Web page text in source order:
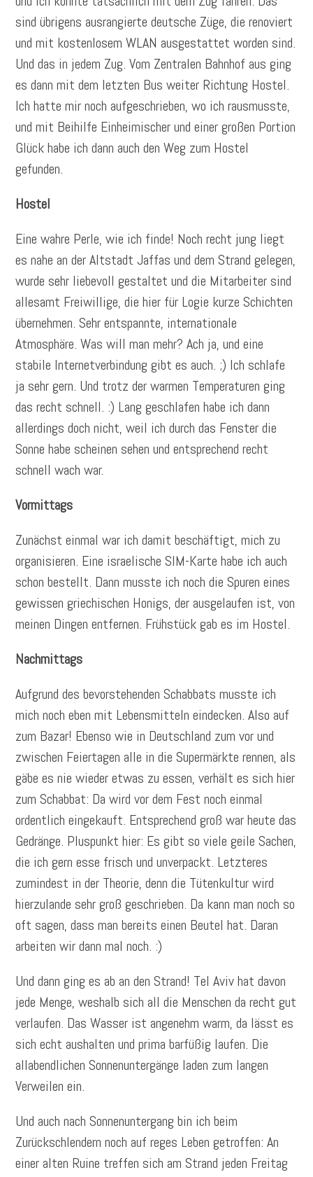
sind übrigens ausrangierte deutsche Züge, die renoviert
und mit kostenlosem WLAN ausgestattet worden sind.
Und das in jedem Zug. Vom Zentralen Bahnhof aus ging
es dann mit dem letzten Bus weiter Richtung Hostel.
Ich hatte mir noch aufgeschrieben, wo ich rausmusste,
und mit Beihilfe Einheimischer und einer großen Portion
Glück habe ich dann auch den Weg zum Hostel
gefunden.
Hostel
Eine wahre Perle, wie ich finde! Noch recht jung liegt
es nahe an der Altstadt Jaffas und dem Strand gelegen,
wurde sehr liebevoll gestaltet und die Mitarbeiter sind
allesamt Freiwillige, die hier für Logie kurze Schichten
übernehmen. Sehr entspannte, internationale
Atmosphäre. Was will man mehr? Ach ja, und eine
stabile Internetverbindung gibt es auch. ;) Ich schlafe
ja sehr gern. Und trotz der warmen Temperaturen ging
das recht schnell. :) Lang geschlafen habe ich dann
allerdings doch nicht, weil ich durch das Fenster die
Sonne habe scheinen sehen und entsprechend recht
schnell wach war.
Vormittags
Zunächst einmal war ich damit beschäftigt, mich zu
organisieren. Eine israelische SIM-Karte habe ich auch
schon bestellt. Dann musste ich noch die Spuren eines
gewissen griechischen Honigs, der ausgelaufen ist, von
meinen Dingen entfernen. Frühstück gab es im Hostel.
Nachmittags
Aufgrund des bevorstehenden Schabbats musste ich
mich noch eben mit Lebensmitteln eindecken. Also auf
zum Bazar! Ebenso wie in Deutschland zum vor und
zwischen Feiertagen alle in die Supermärkte rennen, als
gäbe es nie wieder etwas zu essen, verhält es sich hier
zum Schabbat: Da wird vor dem Fest noch einmal
ordentlich eingekauft. Entsprechend groß war heute das
Gedränge. Pluspunkt hier: Es gibt so viele geile Sachen,
die ich gern esse frisch und unverpackt. Letzteres
zumindest in der Theorie, denn die Tütenkultur wird
hierzulande sehr groß geschrieben. Da kann man noch so
oft sagen, dass man bereits einen Beutel hat. Daran
arbeiten wir dann mal noch. :)
Und dann ging es ab an den Strand! Tel Aviv hat davon
jede Menge, weshalb sich all die Menschen da recht gut
verlaufen. Das Wasser ist angenehm warm, da lässt es
sich echt aushalten und prima barfüßig laufen. Die
allabendlichen Sonnenuntergänge laden zum langen
Verweilen ein.
Und auch nach Sonnenuntergang bin ich beim
Zurückschlendern noch auf reges Leben getroffen: An
einer alten Ruine treffen sich am Strand jeden Freitag